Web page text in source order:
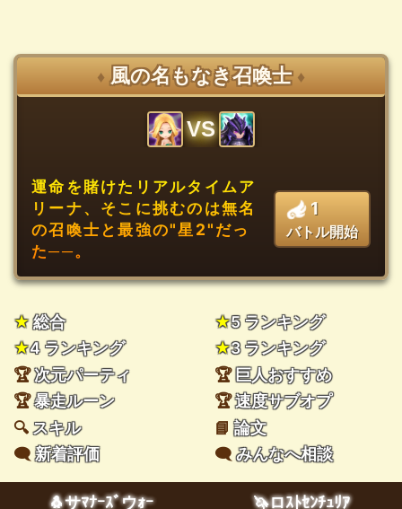
♦ 風の名もなき召喚士 ♦
VS
運命を賭けたリアルタイムア
リーナ、そこに挑むのは無名
の召喚士と最強の"星2"だっ
た──。
1
バトル開始
★総合 ★5 ランキング
★4 ランキング ★3 ランキング
🏆次元パーティ 🏆巨人おすすめ
🏆暴走ルーン 🏆速度サブオプ
🔍スキル 📘論文
🗨️新着評価 🗨️みんなへ相談
🐧サﾏﾅｰｽﾞウｫｰ 🦄ロｽﾄｾﾝﾁｭﾘｱ